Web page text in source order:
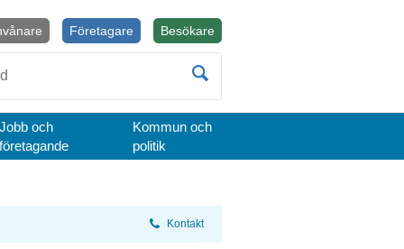
BesökareÖppnas i nytt fönster.
Företagare
Jobb och
företagande
Kommun och
politik
Kontakt